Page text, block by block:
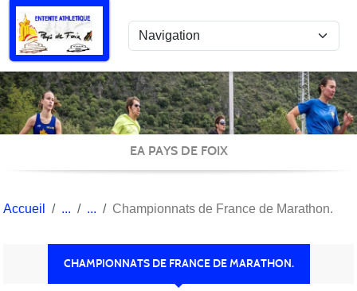
EA PAYS DE FOIX
Accueil Championnats de France de Marathon.
CHAMPIONNATS DE FRANCE DE MARATHON.
Panneau de gestion des cookies